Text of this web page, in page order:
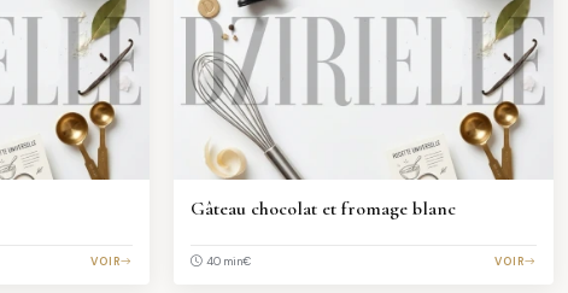
VOIR
Gâteau chocolat et fromage blanc
40 min€ VOIR